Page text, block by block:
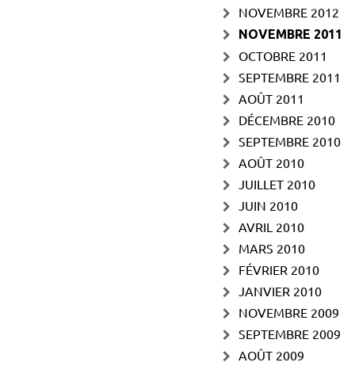
NOVEMBRE 2012
NOVEMBRE 2011
OCTOBRE 2011
SEPTEMBRE 2011
AOÛT 2011
DÉCEMBRE 2010
SEPTEMBRE 2010
AOÛT 2010
JUILLET 2010
JUIN 2010
AVRIL 2010
MARS 2010
FÉVRIER 2010
JANVIER 2010
NOVEMBRE 2009
SEPTEMBRE 2009
AOÛT 2009